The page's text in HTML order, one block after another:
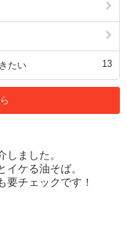
たい 13
ました。
ケる油そば。
要チェックです！